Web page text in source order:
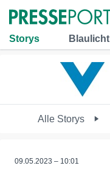
Storys Blaulicht
Alle Storys
09.05.2023 – 10:01